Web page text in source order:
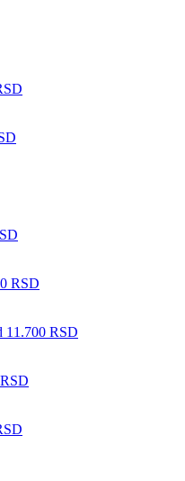
RSD
11.700 RSD
RSD